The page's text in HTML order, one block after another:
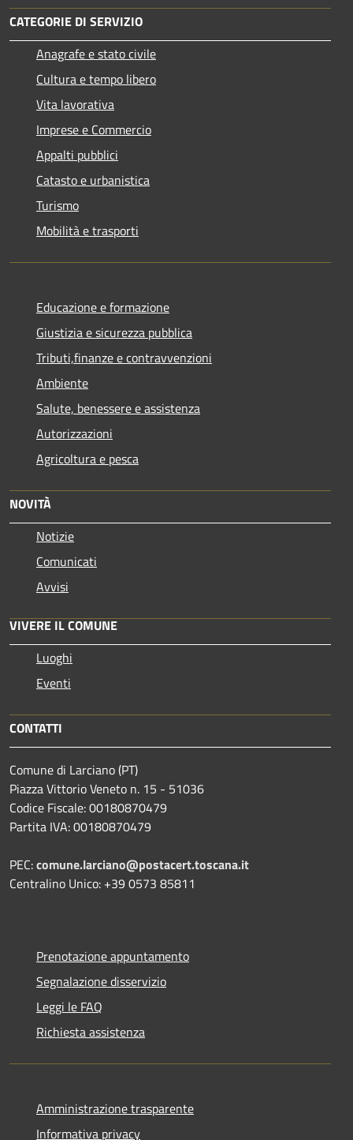
CATEGORIE DI SERVIZIO
Anagrafe e stato civile
Cultura e tempo libero
Vita lavorativa
Imprese e Commercio
Appalti pubblici
Catasto e urbanistica
Turismo
Mobilità e trasporti
Educazione e formazione
Giustizia e sicurezza pubblica
Tributi,finanze e contravvenzioni
Ambiente
Salute, benessere e assistenza
Autorizzazioni
Agricoltura e pesca
NOVITÀ
Notizie
Comunicati
Avvisi
VIVERE IL COMUNE
Luoghi
Eventi
CONTATTI
Comune di Larciano (PT)
Piazza Vittorio Veneto n. 15 - 51036
Codice Fiscale: 00180870479
Partita IVA: 00180870479
PEC:comune.larciano@postacert.toscana.it
Centralino Unico: +39 0573 85811
Prenotazione appuntamento
Segnalazione disservizio
Leggi le FAQ
Richiesta assistenza
Amministrazione trasparente
Informativa privacy